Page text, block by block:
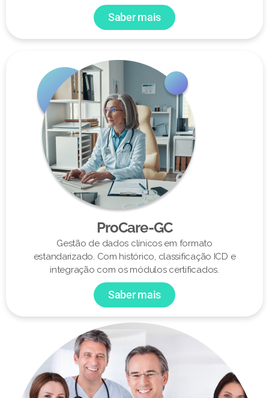
Saber mais
ProCare-GC
Gestão de dados clínicos em formato
estandarizado. Com histórico, classificação ICD e
integração com os módulos certificados.
Saber mais